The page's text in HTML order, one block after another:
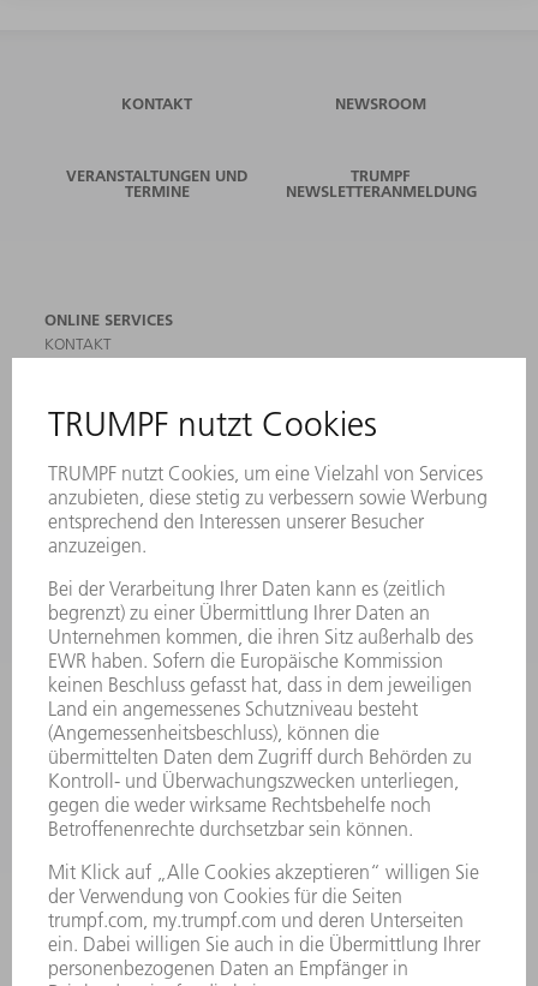
KONTAKT NEWSROOM
VERANSTALTUNGEN UND
TERMINE
TRUMPF
NEWSLETTERANMELDUNG
ONLINE SERVICES
KONTAKT
VERANSTALTUNGEN UND TERMINE
NEWSLETTER-ANMELDUNG
MYTRUMPF
SICHERHEITSDATENBLÄTTER
PRODUKTE
MASCHINEN & SYSTEME
LEISTUNGSELEKTRONIK
ELEKTROWERKZEUGE
SMART FACTORY
SOFTWARE
SERVICES
ANWENDUNGEN
BRANCHEN
UNTERNEHMEN
KARRIERE
STELLENANGEBOTE
UNTERNEHMENSPROFIL
GESCHÄFTSBERICHT
UNTERNEHMENSGRUNDSÄTZE
COMPLIANCE
HINWEISGEBERSYSTEM
SECURITY